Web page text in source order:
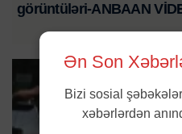
görüntüləri-ANBAAN
Ən Son
Bizi sosial
xəbərlərdən